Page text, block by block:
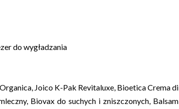
do wygładzania
Joico K-Pak Revitaluxe, Bioetica Crema di
Biovax do suchych i zniszczonych, Balsam